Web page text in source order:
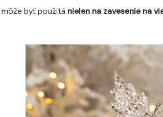
byť použitá nielen na zavesenie na